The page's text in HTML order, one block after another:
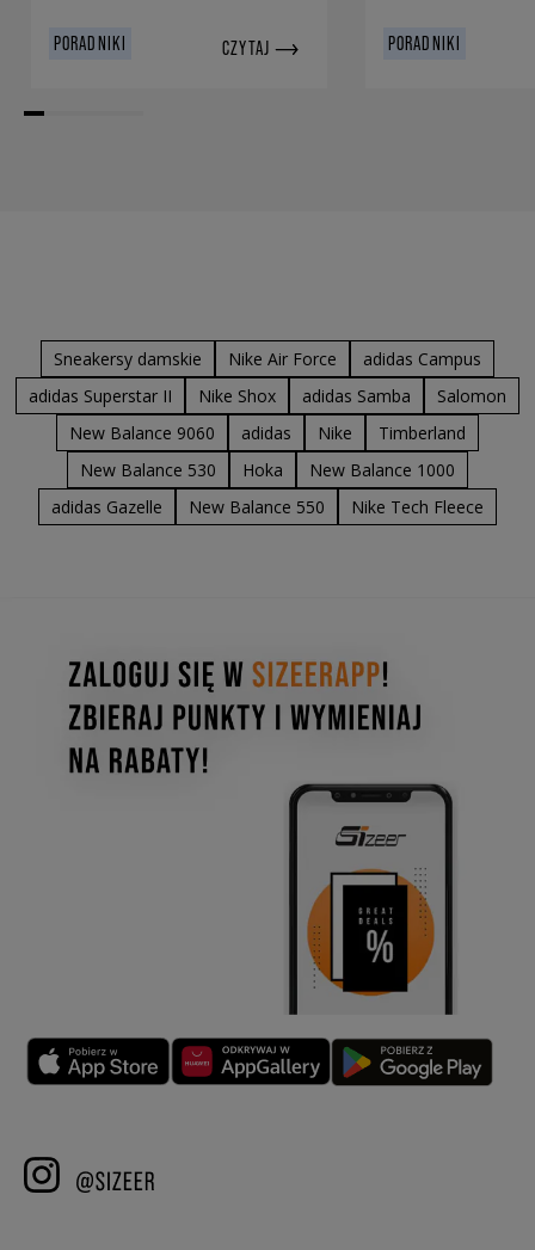
PORADNIKI CZYTAJ PORADNIKI
Sneakersy damskie Nike Air Force
adidas Campus
adidas Superstar II
Nike Shox adidas Samba
Salomon
New Balance 9060
adidas Nike
Timberland
New Balance 530
Hoka
New Balance 1000
adidas Gazelle
New Balance 550 Nike Tech Fleece